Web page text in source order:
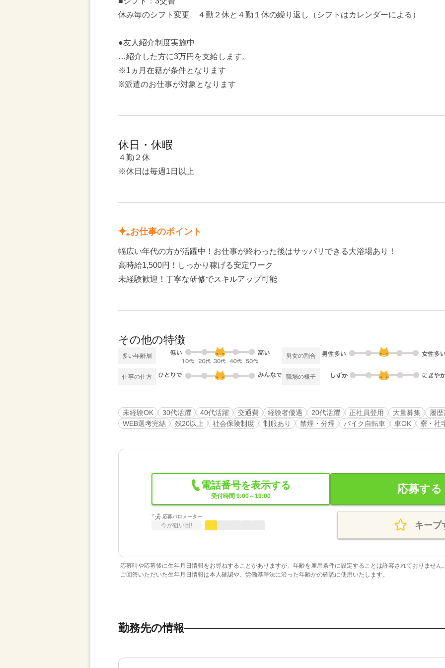
休み毎のシフト変更 ４勤２休と４勤１休の繰り返し（シフトはカレンダーによる）
●友人紹介制度実施中
…紹介した方に3万円を支給します。
※1ヵ月在籍が条件となります
※派遣のお仕事が対象となります
休日・休暇
４勤２休
※休日は毎週1日以上
お仕事のポイント
幅広い年代の方が活躍中！お仕事が終わった後はサッパリできる大浴場あり！
高時給1,500円！しっかり稼げる安定ワーク
未経験歓迎！丁寧な研修でスキルアップ可能
その他の特徴
多い年齢層 男女の割合
仕事の仕方 職場の様子
未経験OK 30代活躍 40代活躍 交通費 経験者優遇 20代活躍 正社員登用 大量募集
履
WEB選考完結
残20以上 社会保険制度 制服あり 禁煙・分煙 バイク自転車 車OK 寮・社
電話番号を表示する
受付時間 9:00～19:00
応募する
応募バロメーター
今が狙い目! キープ
応募時や応募後に生年月日情報をお尋ねすることがありますが、年齢を雇用条件に設定することは許容されておりません
ご回答いただいた生年月日情報は本人確認や、労働基準法に沿った年齢かの確認に使用いたします。
勤務先の情報